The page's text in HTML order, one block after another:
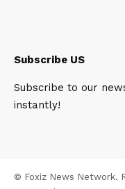
Subscribe US
Subscribe to our
instantly!
© Foxiz News Network.